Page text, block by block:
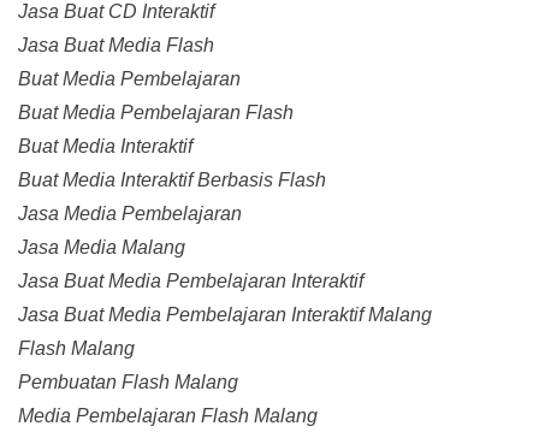
Jasa Buat CD Interaktif
Jasa Buat Media Flash
Buat Media Pembelajaran
Buat Media Pembelajaran Flash
Buat Media Interaktif
Buat Media Interaktif Berbasis Flash
Jasa Media Pembelajaran
Jasa Media Malang
Jasa Buat Media Pembelajaran Interaktif
Jasa Buat Media Pembelajaran Interaktif Malang
Flash Malang
Pembuatan Flash Malang
Media Pembelajaran Flash Malang